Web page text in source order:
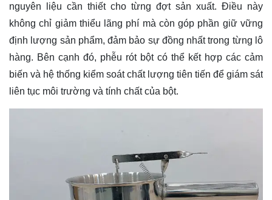
nguyên liệu cần thiết cho từng đợt sản xuất. Điều này
không chỉ giảm thiểu lãng phí mà còn góp phần giữ vững
định lượng sản phẩm, đảm bảo sự đồng nhất trong từng lô
hàng. Bên cạnh đó, phễu rót bột có thể kết hợp các cảm
biến và hệ thống kiểm soát chất lượng tiên tiến để giám sát
liên tục môi trường và tính chất của bột.